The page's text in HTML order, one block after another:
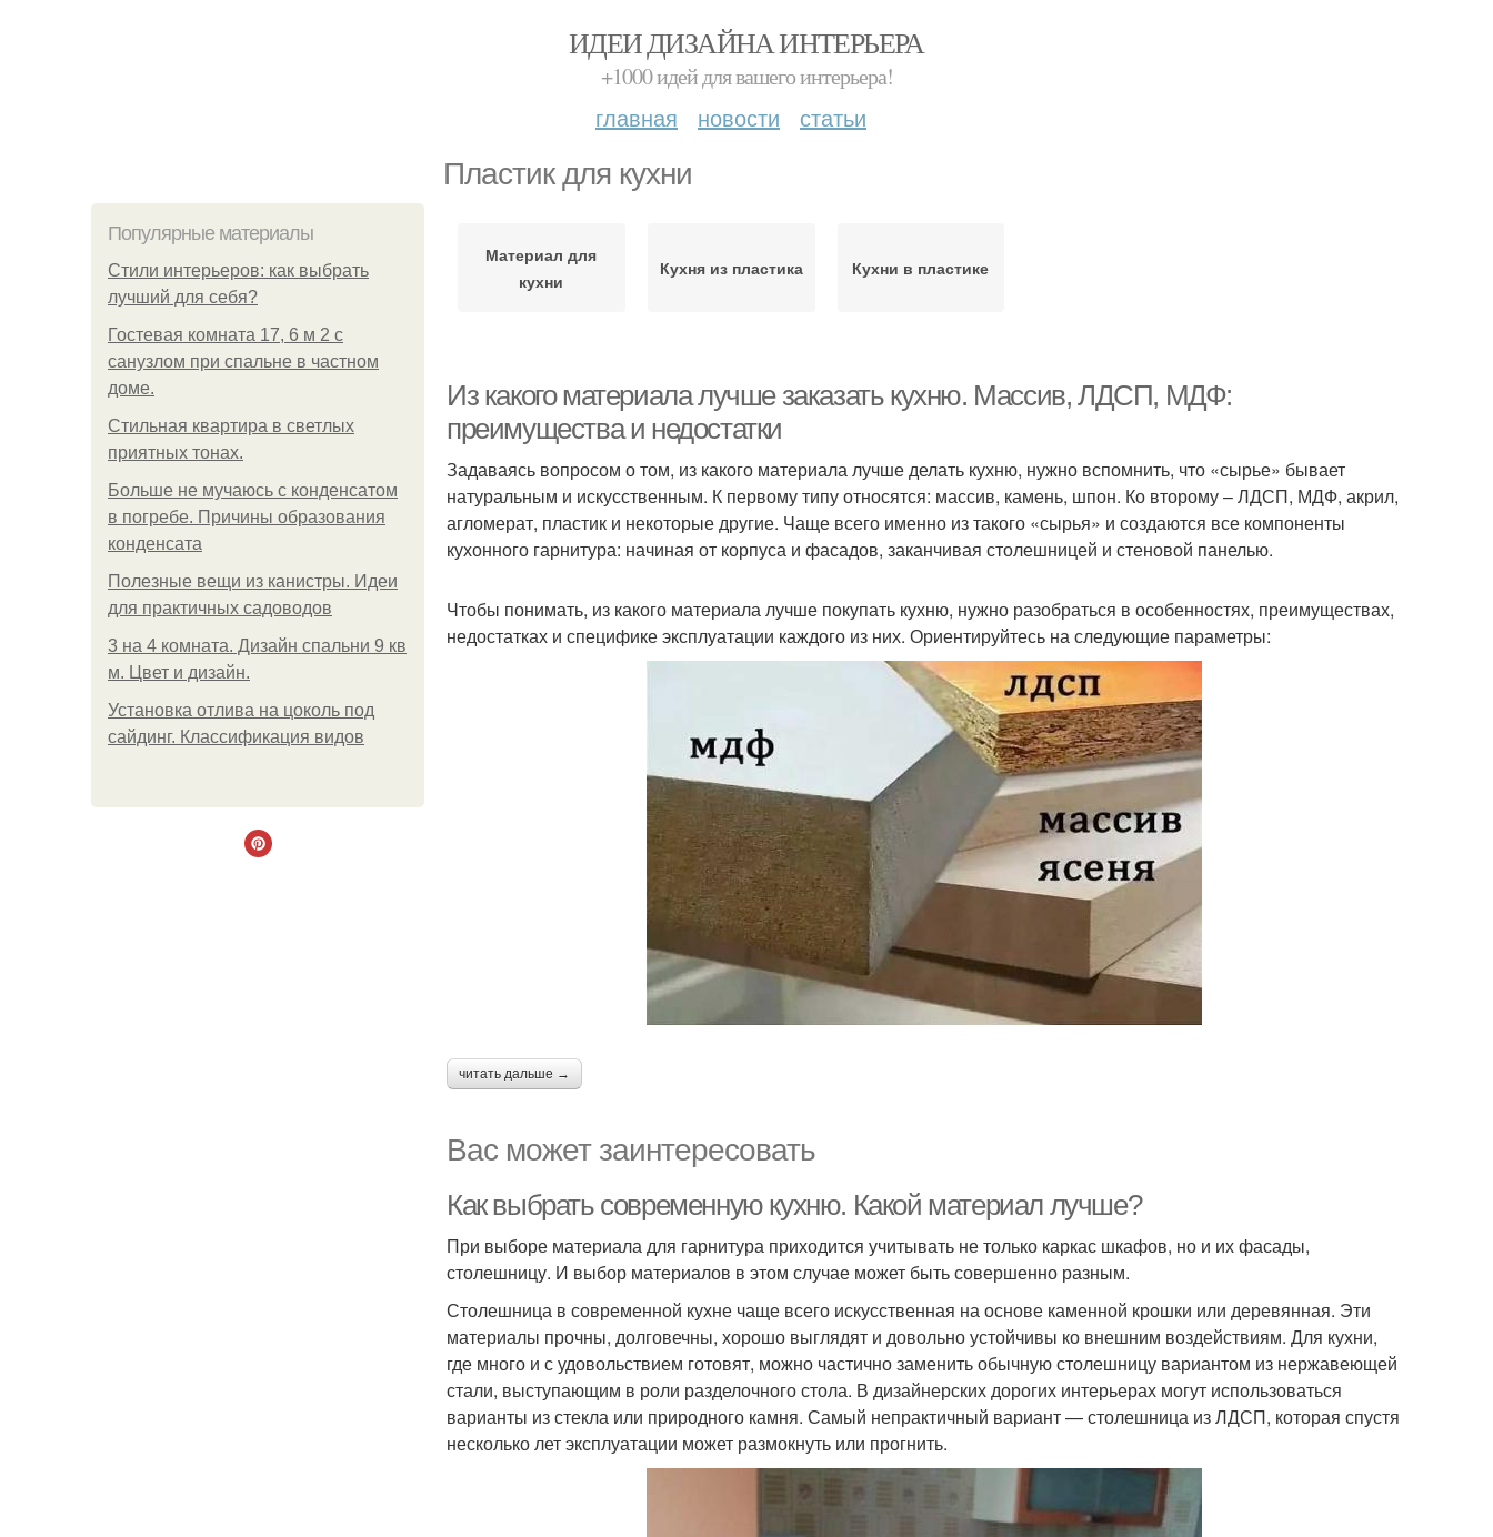
ИДЕИ ДИЗАЙНА ИНТЕРЬЕРА
+1000 идей для вашего интерьера!
главная новости статьи
Пластик для кухни
Популярные материалы
Стили интерьеров: как выбрать
лучший для себя?
Гостевая комната 17, 6 м 2 с
санузлом при спальне в частном
доме.
Стильная квартира в светлых
приятных тонах.
Больше не мучаюсь с конденсатом
в погребе. Причины образования
конденсата
Полезные вещи из канистры. Идеи
для практичных садоводов
3 на 4 комната. Дизайн спальни 9 кв
м. Цвет и дизайн.
Установка отлива на цоколь под
сайдинг. Классификация видов
Материал для
кухни
Кухня из пластика Кухни в пластике
Из какого материала лучше заказать кухню. Массив, ЛДСП, МДФ:
преимущества и недостатки
Задаваясь вопросом о том, из какого материала лучше делать кухню, нужно вспомнить, что «сырье» бывает
натуральным и искусственным. К первому типу относятся: массив, камень, шпон. Ко второму – ЛДСП, МДФ, акрил,
агломерат, пластик и некоторые другие. Чаще всего именно из такого «сырья» и создаются все компоненты
кухонного гарнитура: начиная от корпуса и фасадов, заканчивая столешницей и стеновой панелью.
Чтобы понимать, из какого материала лучше покупать кухню, нужно разобраться в особенностях, преимуществах,
недостатках и специфике эксплуатации каждого из них. Ориентируйтесь на следующие параметры:
читать дальше →
Вас может заинтересовать
Как выбрать современную кухню. Какой материал лучше?
При выборе материала для гарнитура приходится учитывать не только каркас шкафов, но и их фасады,
столешницу. И выбор материалов в этом случае может быть совершенно разным.
Столешница в современной кухне чаще всего искусственная на основе каменной крошки или деревянная. Эти
материалы прочны, долговечны, хорошо выглядят и довольно устойчивы ко внешним воздействиям. Для кухни,
где много и с удовольствием готовят, можно частично заменить обычную столешницу вариантом из нержавеющей
стали, выступающим в роли разделочного стола. В дизайнерских дорогих интерьерах могут использоваться
варианты из стекла или природного камня. Самый непрактичный вариант — столешница из ЛДСП, которая спустя
несколько лет эксплуатации может размокнуть или прогнить.